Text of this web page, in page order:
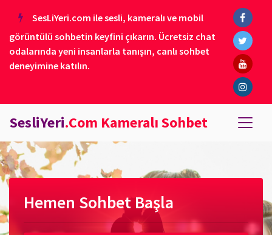
SesLiYeri.com ile sesli, kameralı ve mobil
görüntülü sohbetin keyfini çıkarın. Ücretsiz chat
odalarında yeni insanlarla tanışın, canlı sohbet
deneyimine katılın.
SesliYeri.Com Kameralı Sohbet
Hemen Sohbet Başla